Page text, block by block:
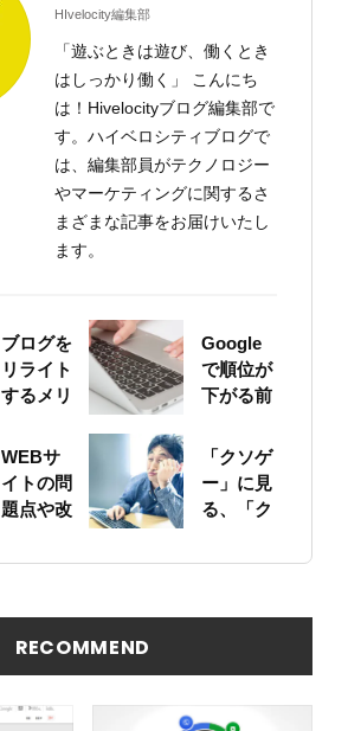
HIvelocity編集部
「遊ぶときは遊び、働くとき
はしっかり働く」 こんにち
は！Hivelocityブログ編集部で
す。ハイベロシティブログで
は、編集部員がテクノロジー
やマーケティングに関するさ
まざまな記事をお届けいたし
ます。
ブログを
リライト
するメリ
いて
Google
で順位が
下がる前
のサイト
をちゃん
と確認し
WEBサ
イトの問
題点や改
トの概要
見つける
方法
「クソゲ
ー」に見
る、「ク
ト」の原
RECOMMEND